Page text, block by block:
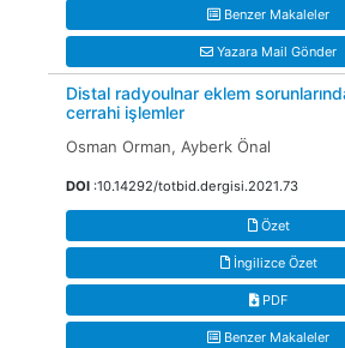
Benzer Makaleler
Yazara Mail Gönder
Distal radyoulnar eklem
cerrahi işlemler
Osman Orman, Ayberk Önal
DOI :10.14292/totbid.dergisi.2021.73
Özet
İngilizce Özet
PDF
Benzer Makaleler